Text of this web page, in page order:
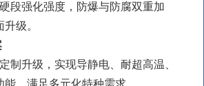
段强化强度，防爆与防腐双重加
级。
制升级，实现导静电、耐超高温、